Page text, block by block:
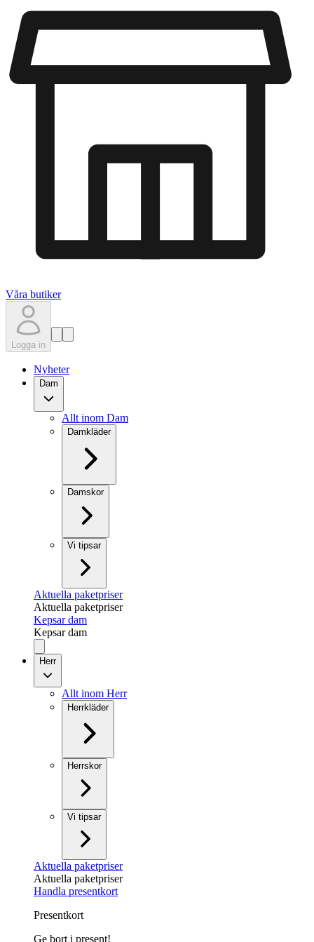
Våra butiker
Logga in
Nyheter
Dam
Allt inom Dam
Damkläder
Damskor
Vi tipsar
Aktuella paketpriser
Aktuella paketpriser
Kepsar dam
Kepsar dam
Herr
Allt inom Herr
Herrkläder
Herrskor
Vi tipsar
Aktuella paketpriser
Aktuella paketpriser
Handla presentkort
Presentkort
Ge bort i present!